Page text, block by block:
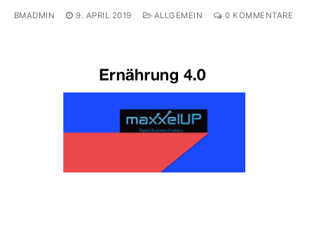
BMADMIN 9. APRIL 2019 ALLGEMEIN 0 KOMMENTARE